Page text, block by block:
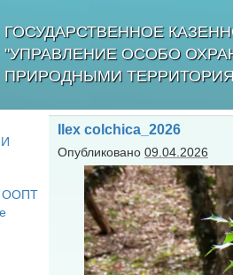
ГОСУДАРСТВЕННОЕ
"УПРАВЛЕНИЕ ОСОБО
ПРИРОДНЫМИ
Ilex colchica_2026
Опубликовано 09.04.2026
ООПТ